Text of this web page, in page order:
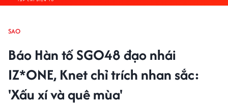
SAO
Báo Hàn tố SGO48 đạo nhái
IZ*ONE, Knet chỉ trích nhan sắc:
'Xấu xí và quê mùa'